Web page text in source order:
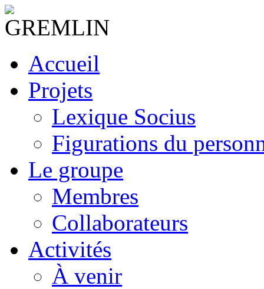
Accueil
Projets
Lexique Socius
Figurations du
Le groupe
Membres
Collaborateurs
Activités
À venir